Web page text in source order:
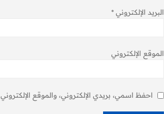
البريد الإلكتروني *
الموقع الإلكتروني
احفظ اسمي، بريدي الإلكتروني، والموقع